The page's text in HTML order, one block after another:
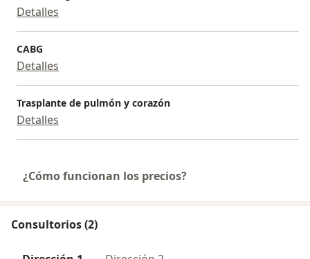
Detalles
CABG
Detalles
Trasplante de pulmón y corazón
Detalles
¿Cómo funcionan los precios?
Consultorios (2)